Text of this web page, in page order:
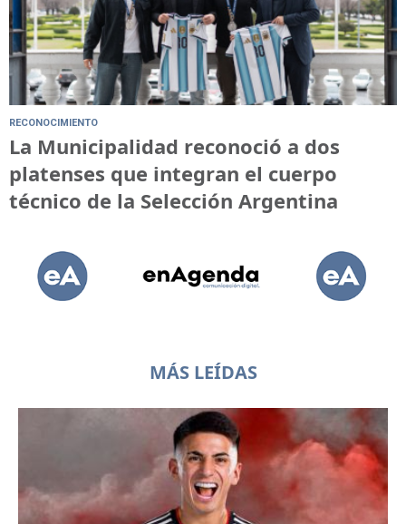
RECONOCIMIENTO
La Municipalidad reconoció a dos
platenses que integran el cuerpo
técnico de la Selección Argentina
MÁS LEÍDAS